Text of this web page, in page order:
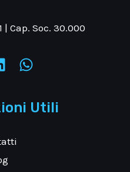
| Cap. Soc. 30.000
Utili